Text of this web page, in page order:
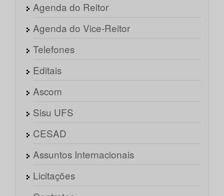
Agenda do Reitor
Agenda do Vice-Reitor
Telefones
Editais
Ascom
Sisu UFS
CESAD
Assuntos Internacionais
Licitações